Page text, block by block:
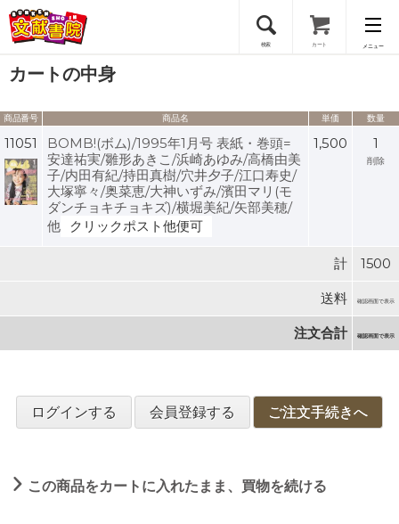
検索 カート メニュー
会員登録
ログイン
カートの中身
商品番号 商品名 単価 数量
11051
BOMB!(ボム)/1995年1月号 表紙・巻頭=
安達祐実/雛形あきこ/浜崎あゆみ/高橋由美
子/内田有紀/持田真樹/穴井夕子/江口寿史/
大塚寧々/奥菜恵/大神いずみ/濱田マリ(モ
ダンチョキチョキズ)/横堀美紀/矢部美穂/
他
クリックポスト他便可
1,500 1
削除
計 1500
送料 確認画面で表示
注文合計 確認画面で表示
ログインする 会員登録する ご注文手続きへ
この商品をカートに入れたまま、買物を続ける